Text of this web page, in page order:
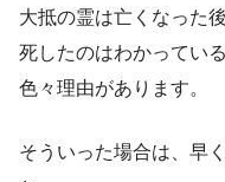
大抵の霊は亡くなった
死したのはわかってい
色々理由があります。
そういった場合は、早